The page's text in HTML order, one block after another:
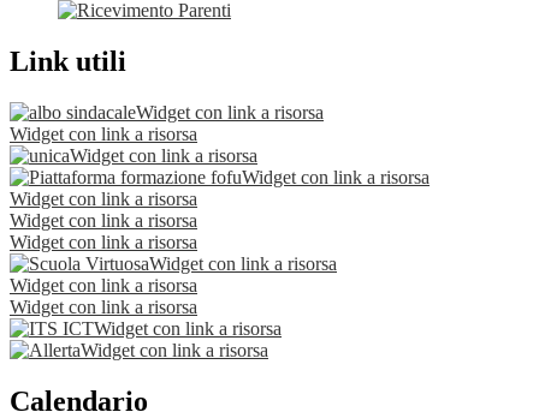
Link utili
Widget con link a risorsa
Widget con link a risorsa
Widget con link a risorsa
Widget con link a risorsa
Widget con link a risorsa
Widget con link a risorsa
Widget con link a risorsa
Widget con link a risorsa
Widget con link a risorsa
Widget con link a risorsa
Widget con link a risorsa
Widget con link a risorsa
Calendario